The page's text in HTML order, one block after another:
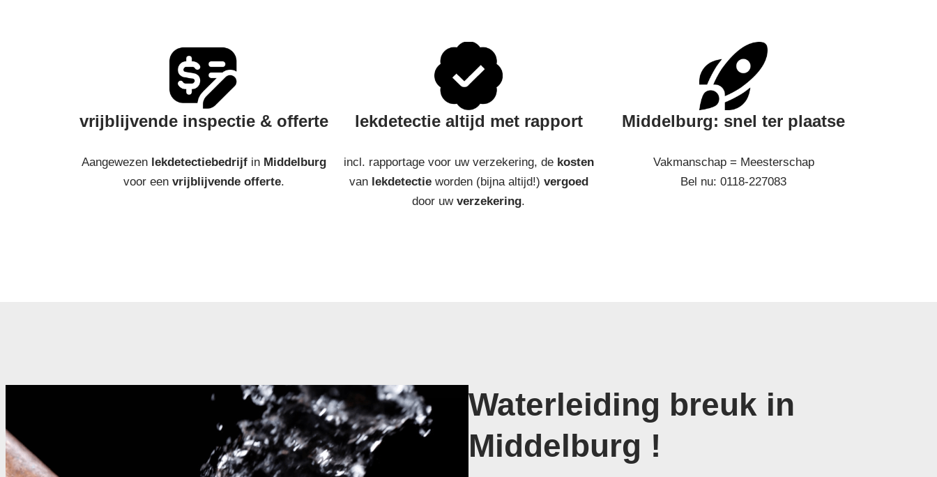
vrijblijvende inspectie & offerte
Aangewezen lekdetectiebedrijfin Middelburg
voor een vrijblijvende offerte.
lekdetectie altijd met rapport
incl. rapportage voor uw verzekering, de kosten
van lekdetectieworden (bijna altijd!) vergoed
door uw verzekering.
Middelburg: snel ter plaatse
Vakmanschap = Meesterschap
Bel nu: 0118-227083
Waterleiding breuk in
Middelburg !